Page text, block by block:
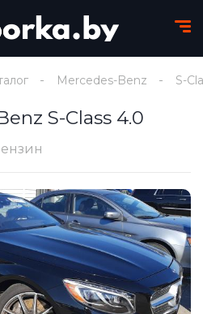
Mercedes-Benz S-
S-Class 4.0